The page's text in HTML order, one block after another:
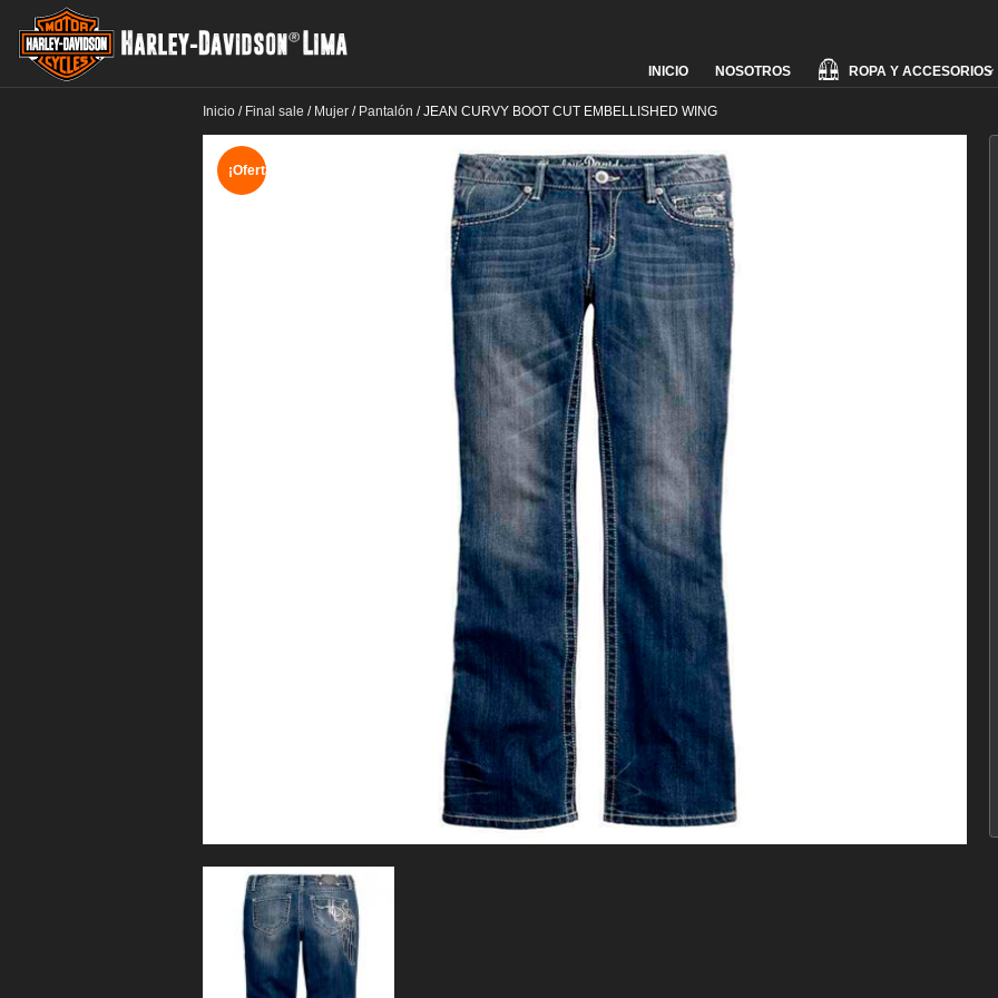
Skip
to
content
INICIO NOSOTROS ROPA Y ACCESORIOS
Inicio / Final sale / Mujer / Pantalón /JEAN CURVY BOOT CUT EMBELLISHED WING
¡Oferta!